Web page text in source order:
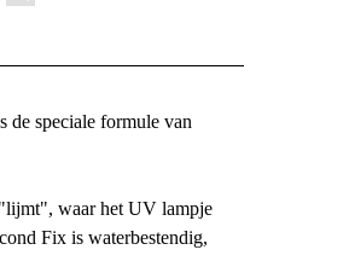
de speciale formule van
waar het UV lampje
Fix is waterbestendig,